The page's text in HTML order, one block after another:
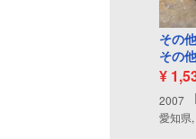
その他
その他
¥
2007
愛知県